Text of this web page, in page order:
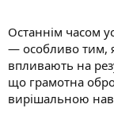
я
Останнім часом
— особливо тим,
впливають на
що грамотна
вирішальною